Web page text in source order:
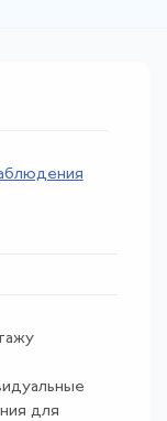
для